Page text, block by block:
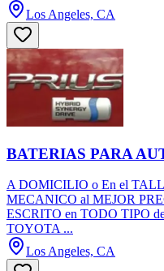
Los Angeles, CA
BATERIAS PARA
A DOMICILIO o En el
MECANICO al MEJOR
ESCRITO en TODO TIPO
TOYOTA ...
Los Angeles, CA